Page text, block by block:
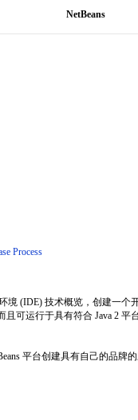
NetBeans
Process
境 (IDE) 技术概览，创建一
可运行于具有符合 Java 2 平
平台创建具有自己的品牌的